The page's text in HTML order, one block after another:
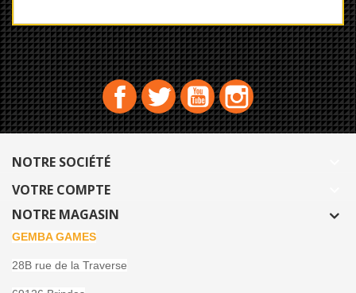
FacebookTwitterYouTubeInstagram
NOTRE SOCIÉTÉ
VOTRE COMPTE
NOTRE MAGASIN
GEMBA GAMES
28B rue de la Traverse